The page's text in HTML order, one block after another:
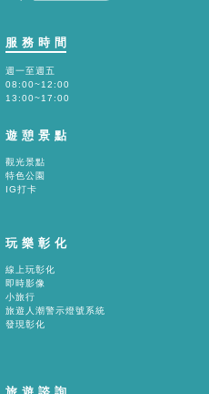
服務時間
週一至週五
08:00~12:00
13:00~17:00
遊憩景點
觀光景點
特色公園
IG打卡
玩樂彰化
線上玩彰化
即時影像
小旅行
旅遊人潮警示燈號系統
發現彰化